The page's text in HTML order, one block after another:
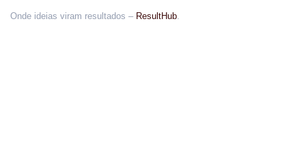
Onde ideias viram resultados – ResultHub.